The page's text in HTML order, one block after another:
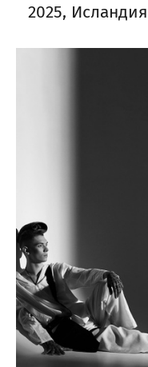
2025,